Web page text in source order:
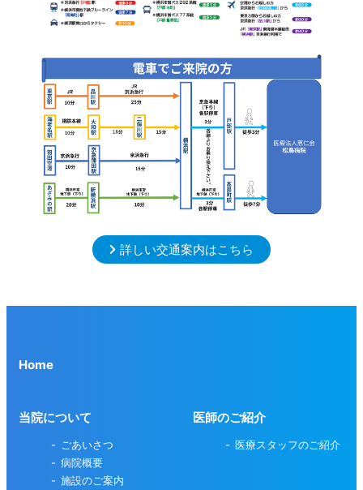
詳しい交通案内はこちら
Home
当院について
ごあいさつ
病院概要
施設のご案内
医師のご紹介
医療スタッフのご紹介